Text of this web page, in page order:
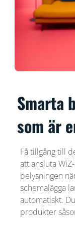
Smarta
som är
Få tillgång till
att ansluta
belysningen
schemalägga
automatiskt.
produkter